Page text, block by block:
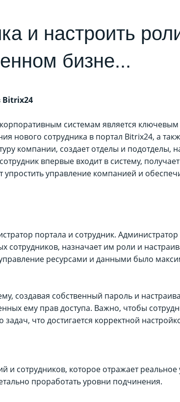
и настроить
бизне...
Bitrix24
системам является
нового сотрудника в портал Bitrix24, а
компании, создает отделы и подотделы,
впервые входит в систему,
упростить управление компанией и
портала и сотрудник.
сотрудников, назначает им роли и
ресурсами и данными было
создавая собственный пароль и
ему прав доступа. Важно, чтобы
что достигается корректной
сотрудников, которое отражает реальное
проработать уровни подчинения.